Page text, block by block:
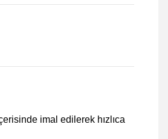
imal edilerek hızlıca